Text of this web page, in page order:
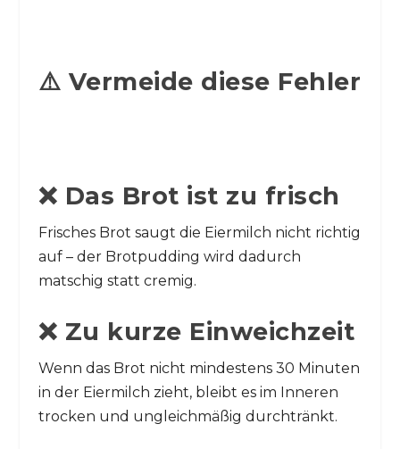
⚠️ Vermeide diese Fehler
❌ Das Brot ist zu frisch
Frisches Brot saugt die Eiermilch nicht richtig
auf – der Brotpudding wird dadurch
matschig statt cremig.
❌ Zu kurze Einweichzeit
Wenn das Brot nicht mindestens 30 Minuten
in der Eiermilch zieht, bleibt es im Inneren
trocken und ungleichmäßig durchtränkt.